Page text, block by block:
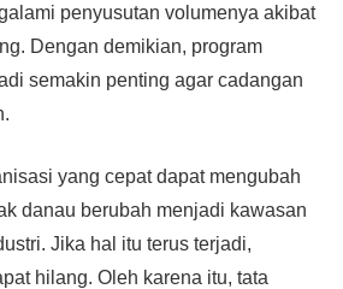
penyusutan volumenya akibat
Dengan demikian, program
semakin penting agar cadangan
yang cepat dapat mengubah
danau berubah menjadi kawasan
Jika hal itu terus terjadi,
hilang. Oleh karena itu, tata